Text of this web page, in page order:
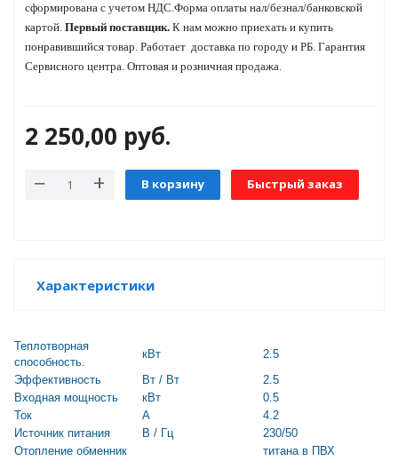
промышленности
от грозовых
батареи
систем
Delta
сформирована с учетом НДС.Форма оплаты нал/безнал/банковской
картой. Первый поставщик. К нам можно приехать и купить
понравившийся товар. Работает доставка по городу и РБ. Гарантия
Сервисного центра. Оптовая и розничная продажа.
2 250,00 руб.
В корзину Быстрый заказ
Характеристики
Теплотворная
способность.
кВт
2.5
Эффективность
Вт / Вт
2.5
Входная мощность
кВт
0.5
Ток
A
4.2
Источник питания
В / Гц
230/50
Отопление обменник
титана в ПВХ